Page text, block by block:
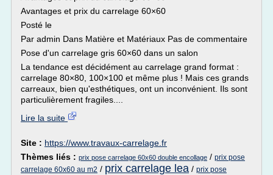
Avantages et prix du carrelage 60×60
Posté le
Par admin Dans Matière et Matériaux Pas de commentaire
Pose d'un carrelage gris 60×60 dans un salon
La tendance est décidément au carrelage grand format :
carrelage 80×80, 100×100 et même plus ! Mais ces grands
carreaux, bien qu'esthétiques, ont un inconvénient. Ils sont
particulièrement fragiles....
Lire la suite
Site : https://www.travaux-carrelage.fr
Thèmes liés : prix pose carrelage 60x60 double encollage / prix pose
carrelage 60x60 au m2 / prix carrelage lea / prix pose